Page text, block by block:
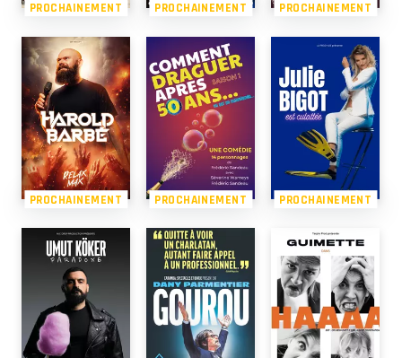
PROCHAINEMENT PROCHAINEMENT PROCHAINEMENT
PROCHAINEMENT PROCHAINEMENT PROCHAINEMENT